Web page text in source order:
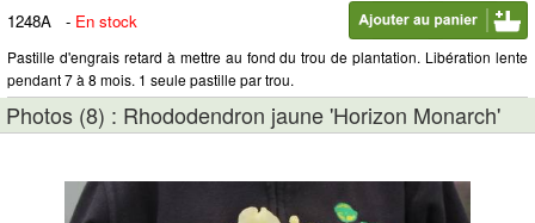
1248A
- En stock
Pastille d'engrais retard à mettre au fond du trou de plantation. Libération lente
pendant 7 à 8 mois. 1 seule pastille par trou.
Photos (8) : Rhododendron jaune 'Horizon Monarch'